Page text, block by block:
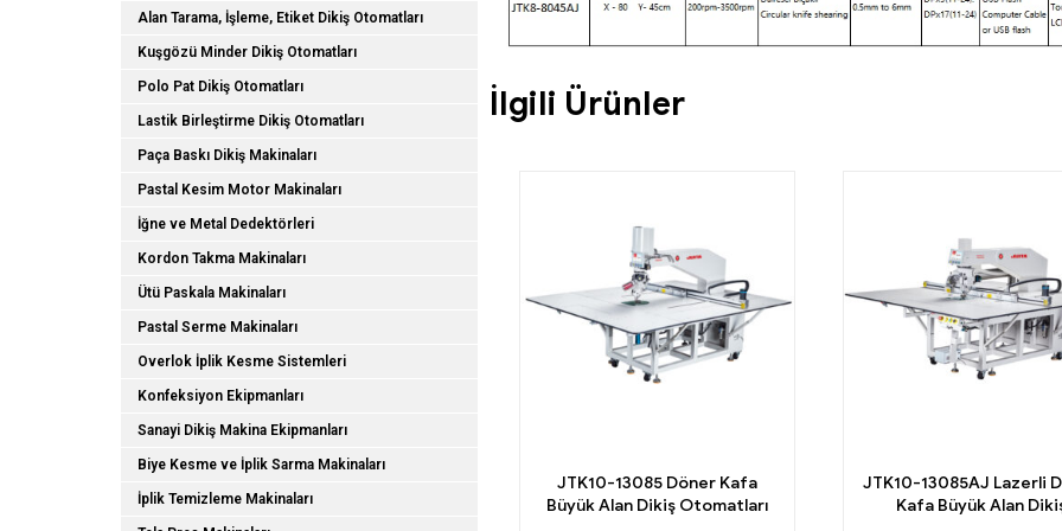
Alan Tarama, İşleme, Etiket Dikiş Otomatları
Kuşgözü Minder Dikiş Otomatları
Polo Pat Dikiş Otomatları
Lastik Birleştirme Dikiş Otomatları
Paça Baskı Dikiş Makinaları
Pastal Kesim Motor Makinaları
İğne ve Metal Dedektörleri
Kordon Takma Makinaları
Ütü Paskala Makinaları
Pastal Serme Makinaları
Overlok İplik Kesme Sistemleri
Konfeksiyon Ekipmanları
Sanayi Dikiş Makina Ekipmanları
Biye Kesme ve İplik Sarma Makinaları
İplik Temizleme Makinaları
İlgili Ürünler
Büyük Alan Dikiş Otomatları
JTK10-13085AJ Lazerli Döner
Kafa Büyük Alan Dikiş
JTK12-250200 CNC Çok
Amaçlı Büyük Alan